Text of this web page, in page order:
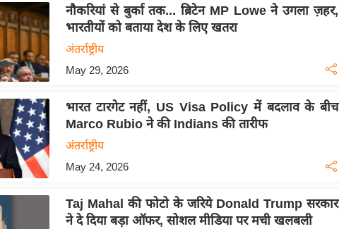
नौकरियां से बुर्का तक... ब्रिटेन MP Lowe ने उगला ज़हर,
भारतीयों को बताया देश के लिए खतरा
अंतर्राष्ट्रीय
May 29, 2026
भारत टारगेट नहीं, US Visa Policy में बदलाव के बीच
Marco Rubio ने की Indians की तारीफ
अंतर्राष्ट्रीय
May 24, 2026
Taj Mahal की फोटो के जरिये Donald Trump सरकार
ने दे दिया बड़ा ऑफर, सोशल मीडिया पर मची खलबली